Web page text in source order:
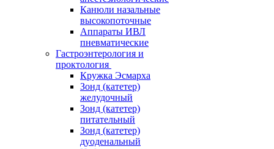
Канюли назальные
высокопоточные
Аппараты ИВЛ
пневматические
Гастроэнтерология и
проктология
Кружка Эсмарха
Зонд (катетер)
желудочный
Зонд (катетер)
питательный
Зонд (катетер)
дуоденальный